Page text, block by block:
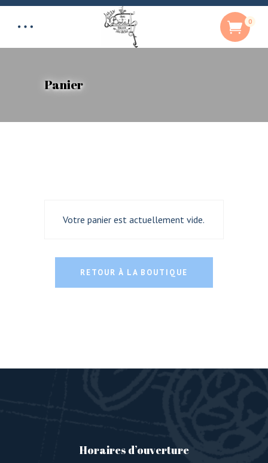
0
Panier
Votre panier est actuellement vide.
RETOUR À LA BOUTIQUE
Horaires d’ouverture